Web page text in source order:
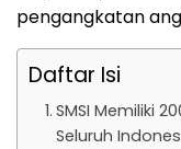
pengangkatan
Daftar Isi
SMSI Memiliki
Seluruh